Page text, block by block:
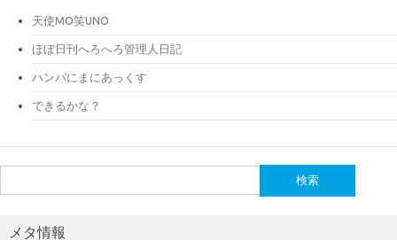
天使MO笑UNO
ほぼ日刊へろへろ管理人日記
ハンパにまにあっくす
できるかな？
索:
メタ情報